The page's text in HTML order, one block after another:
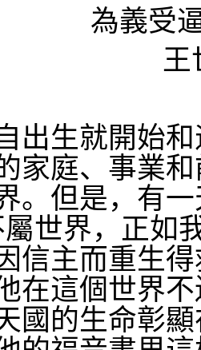
為義受
王
出生就開始
家庭、事業
。但是，有
世界，正如
信主而重生
在這個世界
國的生命彰